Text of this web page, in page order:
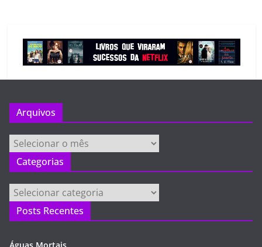
Arquivos
Arquivos
Categorias
Categorias
Posts Recentes
Águas Mortais